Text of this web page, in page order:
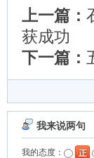
上一篇：
获成功
下一篇：